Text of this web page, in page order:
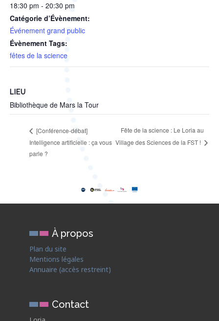
18:30 pm - 20:30 pm
Catégorie d’Évènement:
Événement grand public
Évènement Tags:
fêtes de la science
LIEU
Bibliothèque de Mars la Tour
[Conférence-débat]
Intelligence artificielle : ça vous
parle ?
Fête de la science : Le Loria au
Village des Sciences de la FST !
À propos
Plan du site
Mentions légales
Annuaire (accès restreint)
Contact